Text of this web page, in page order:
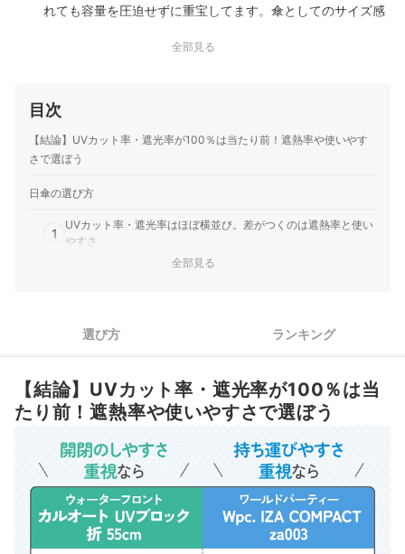
れても容量を圧迫せずに重宝してます。傘としてのサイズ感
やすい。ゲリラ豪雨に備えて持ち運びが楽で買って良かった
全部見る
目次
【結論】UVカット率・遮光率が100％は当たり前！遮熱率や使いやす
さで選ぼう
日傘の選び方
1
UVカット率・遮光率はほぼ横並び。差がつくのは遮熱率と使い
やすさ
4
5
開閉方式は自動・手動の2タイプ。重視するポイントにあわせて
選ぼう
突然の雨でも安心！撥水性もほしいなら「晴雨兼用」をチェッ
ク
折りたたみ日傘全49商品おすすめ人気ランキング
売れ筋の人気折りたたみ日傘全49商品を徹底比較！
全部見る
選び方 ランキング
【結論】UVカット率・遮光率が100％は当
たり前！遮熱率や使いやすさで選ぼう